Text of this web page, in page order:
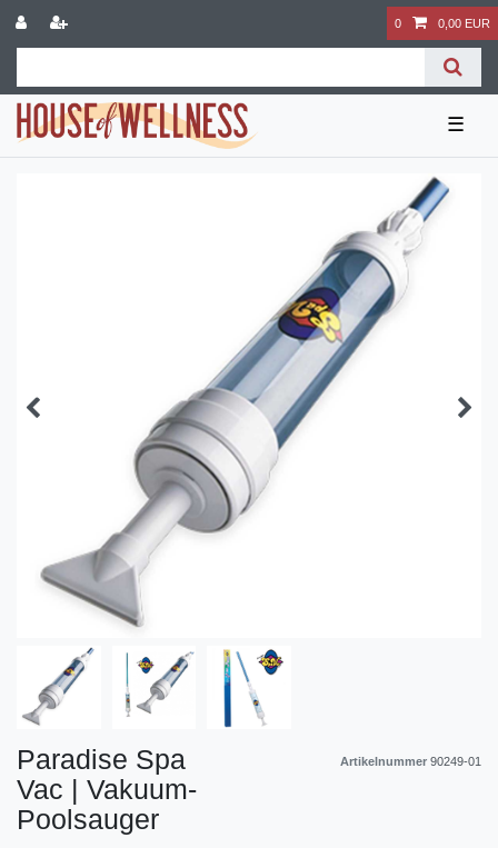
0 0,00 EUR
☰
Paradise Spa
Vac | Vakuum-
Poolsauger
Artikelnummer 90249-01